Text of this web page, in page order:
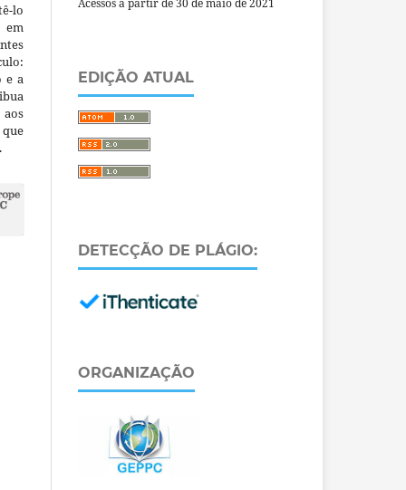
lo
em
e a
Acessos a partir de 30 de maio de 2021
EDIÇÃO ATUAL
DETECÇÃO DE PLÁGIO:
ORGANIZAÇÃO